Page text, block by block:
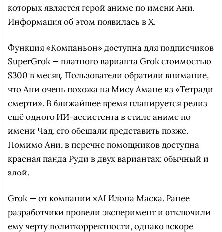
которых является герой аниме по имени Ани.
Информация об этом появилась в X.
Функция «Компаньон» доступна для подписчиков
SuperGrok — платного варианта Grok стоимостью
$300 в месяц. Пользователи обратили внимание,
что Ани очень похожа на Мису Амане из «Тетради
смерти». В ближайшее время планируется релиз
ещё одного ИИ-ассистента в стиле аниме по
имени Чад, его обещали представить позже.
Помимо Ани, в перечне помощников доступна
красная панда Руди в двух вариантах: обычный и
злой.
Grok — от компании xAI Илона Маска. Ранее
разработчики провели эксперимент и отключили
ему черту политкорректности, однако вскоре